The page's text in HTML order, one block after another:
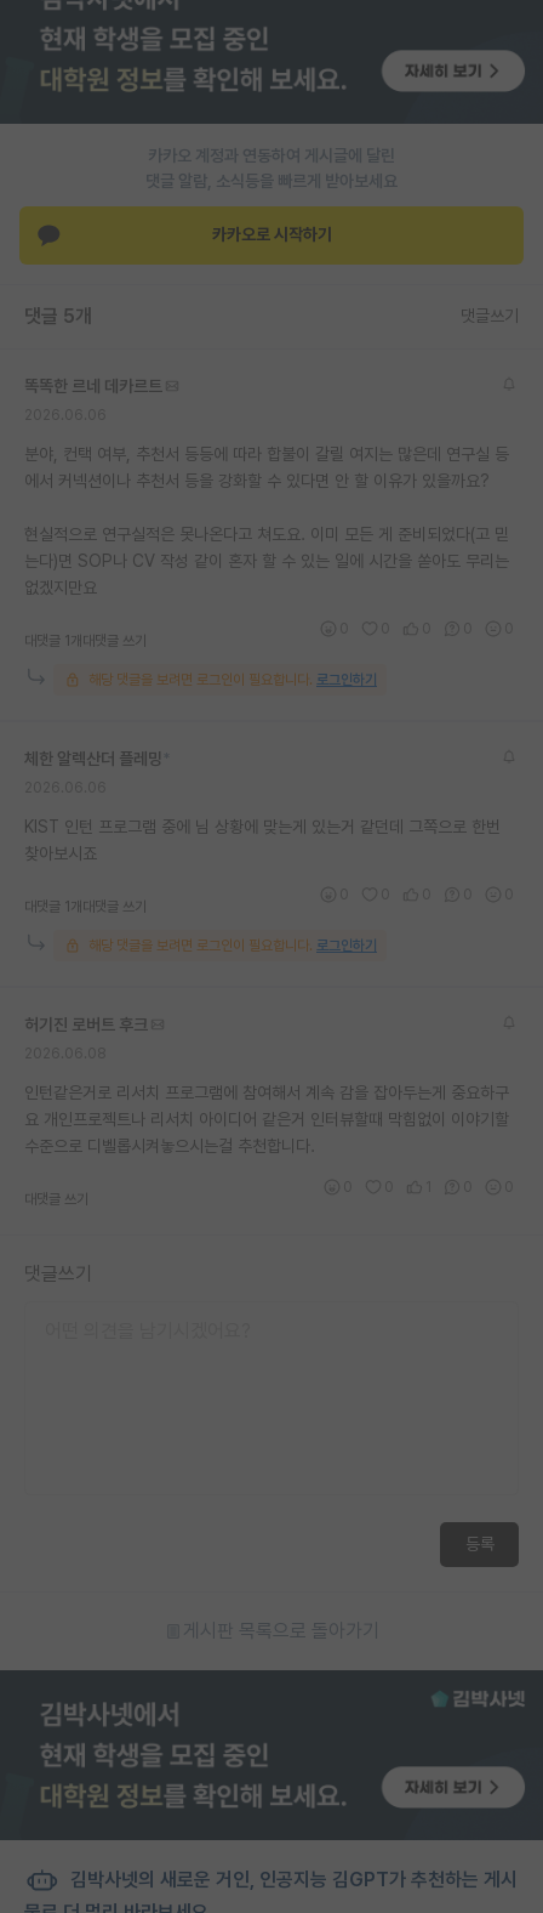
카카오 계정과 연동하여 게시글에 달린
댓글 알람, 소식등을 빠르게 받아보세요
카카오로 시작하기
댓글 5개 댓글쓰기
똑똑한 르네 데카르트
분야, 컨택 여부, 추천서 등등에 따라 합불이 갈릴 여지는 많은데 연구실 등
에서 커넥션이나 추천서 등을 강화할 수 있다면 안 할 이유가 있을까요?
현실적으로 연구실적은 못나온다고 쳐도요. 이미 모든 게 준비되었다(고 믿
는다)면 SOP나 CV 작성 같이 혼자 할 수 있는 일에 시간을 쏟아도 무리는
없겠지만요
대댓글 1개 대댓글 쓰기
해당 댓글을 보려면 로그인이 필요합니다. 로그인하기
체한 알렉산더 플레밍
KIST 인턴 프로그램 중에 님 상황에 맞는게 있는거 같던데 그쪽으로 한번
찾아보시죠
대댓글 1개 대댓글 쓰기
해당 댓글을 보려면 로그인이 필요합니다. 로그인하기
허기진 로버트 후크
인턴같은거로 리서치 프로그램에 참여해서 계속 감을 잡아두는게 중요하구
요 개인프로젝트나 리서치 아이디어 같은거 인터뷰할때 막힘없이 이야기할
수준으로 디벨롭시켜놓으시는걸 추천합니다.
대댓글 쓰기
댓글쓰기
등록
게시판 목록으로 돌아가기
김박사넷의 새로운 거인, 인공지능 김GPT가 추천하는 게시